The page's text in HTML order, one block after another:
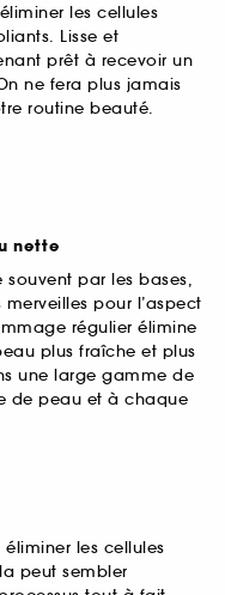
les cellules
Lisse et
prêt à recevoir un
ne fera plus jamais
routine beauté.
nette
par les bases,
pour l’aspect
régulier élimine
plus fraîche et plus
une large gamme de
de peau et à chaque
les cellules
peut sembler